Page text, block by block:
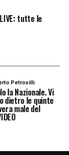
tutte le
Petrosilli
la Nazionale. Vi
dietro le quinte
male del